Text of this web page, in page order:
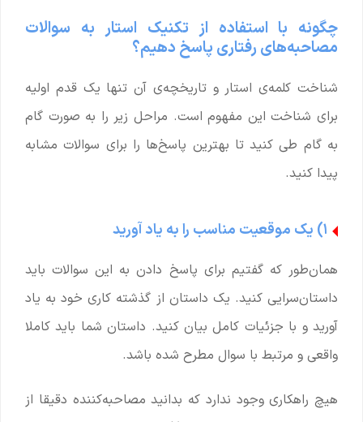
چگونه با استفاده از تکنیک استار به سوالات
مصاحبه‌های رفتاری پاسخ دهیم؟
شناخت کلمه‌ی استار و تاریخچه‌ی آن تنها یک قدم اولیه
برای شناخت این مفهوم است. مراحل زیر را به صورت گام
به گام طی کنید تا بهترین پاسخ‌ها را برای سوالات مشابه
پیدا کنید.
۱) یک موقعیت مناسب را به یاد آورید
همان‌طور که گفتیم برای پاسخ دادن به این سوالات باید
داستان‌سرایی کنید. یک داستان از گذشته کاری خود به یاد
آورید و با جزئیات کامل بیان کنید. داستان شما باید کاملا
واقعی و مرتبط با سوال مطرح شده باشد.
هیچ‌ راهکاری وجود ندارد که بدانید مصاحبه‌کننده دقیقا از